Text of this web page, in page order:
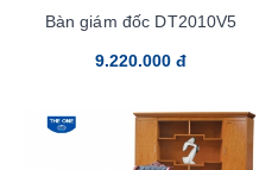
Bàn giám đốc DT2010V5
9.220.000 đ